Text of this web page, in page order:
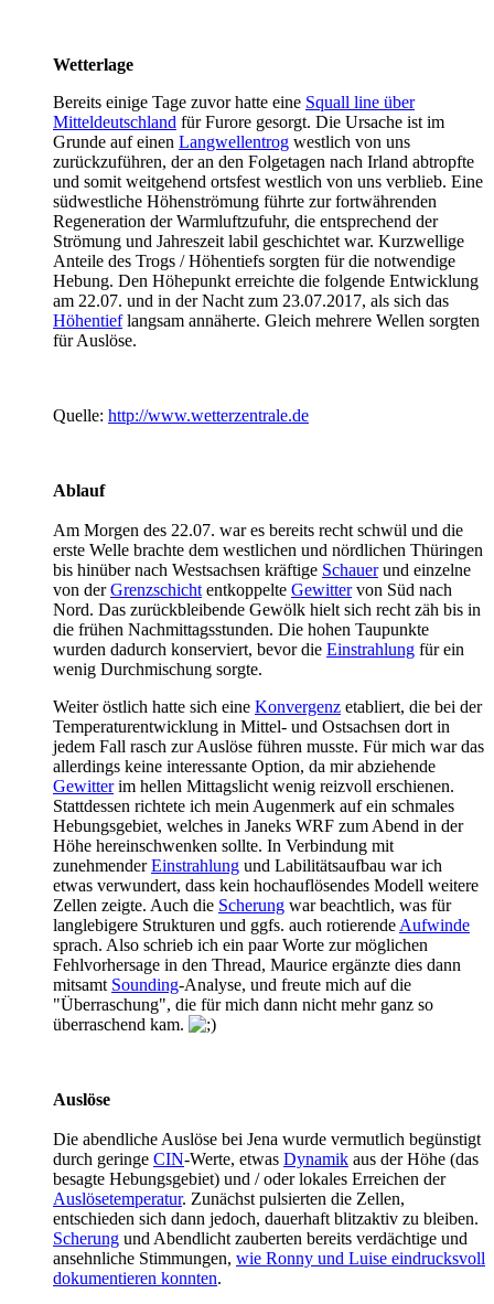
Wetterlage
Bereits einige Tage zuvor hatte eine Squall line über
Mitteldeutschland für Furore gesorgt. Die Ursache ist im
Grunde auf einen Langwellentrog westlich von uns
zurückzuführen, der an den Folgetagen nach Irland abtropfte
und somit weitgehend ortsfest westlich von uns verblieb. Eine
südwestliche Höhenströmung führte zur fortwährenden
Regeneration der Warmluftzufuhr, die entsprechend der
Strömung und Jahreszeit labil geschichtet war. Kurzwellige
Anteile des Trogs / Höhentiefs sorgten für die notwendige
Hebung. Den Höhepunkt erreichte die folgende Entwicklung
am 22.07. und in der Nacht zum 23.07.2017, als sich das
Höhentieflangsam annäherte. Gleich mehrere Wellen sorgten
für Auslöse.
Quelle: http://www.wetterzentrale.de
Ablauf
Am Morgen des 22.07. war es bereits recht schwül und die
erste Welle brachte dem westlichen und nördlichen Thüringen
bis hinüber nach Westsachsen kräftige Schauerund einzelne
von derGrenzschicht entkoppelte Gewittervon Süd nach
Nord. Das zurückbleibende Gewölk hielt sich recht zäh bis in
die frühen Nachmittagsstunden. Die hohen Taupunkte
wurden dadurch konserviert, bevor die Einstrahlung für ein
wenig Durchmischung sorgte.
Weiter östlich hatte sich eine Konvergenz etabliert, die bei der
Temperaturentwicklung in Mittel- und Ostsachsen dort in
jedem Fall rasch zur Auslöse führen musste. Für mich war das
allerdings keine interessante Option, da mir abziehende
Gewitterim hellen Mittagslicht wenig reizvoll erschienen.
Stattdessen richtete ich mein Augenmerk auf ein schmales
Hebungsgebiet, welches in Janeks WRF zum Abend in der
Höhe hereinschwenken sollte. In Verbindung mit
zunehmenderEinstrahlung und Labilitätsaufbau war ich
etwas verwundert, dass kein hochauflösendes Modell weitere
Zellen zeigte. Auch die Scherung war beachtlich, was für
langlebigere Strukturen und ggfs. auch rotierende Aufwinde
sprach. Also schrieb ich ein paar Worte zur möglichen
Fehlvorhersage in den Thread, Maurice ergänzte dies dann
mitsamt Sounding-Analyse, und freute mich auf die
"Überraschung", die für mich dann nicht mehr ganz so
überraschend kam.
Auslöse
Die abendliche Auslöse bei Jena wurde vermutlich begünstigt
durch geringe CIN-Werte, etwas Dynamik aus der Höhe (das
besagte Hebungsgebiet) und / oder lokales Erreichen der
Auslösetemperatur. Zunächst pulsierten die Zellen,
entschieden sich dann jedoch, dauerhaft blitzaktiv zu bleiben.
Scherung und Abendlicht zauberten bereits verdächtige und
ansehnliche Stimmungen, wie Ronny und Luise eindrucksvoll
dokumentieren konnten.